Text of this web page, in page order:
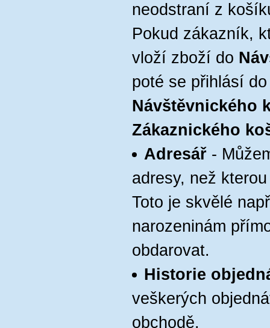
neodstraní z
Pokud zákazník,
vloží zboží do
poté se přihlásí
Návštěvnického
Zákaznického
Adresář -
adresy, než
Toto je skvělé
narozeninám
obdarovat.
Historie
veškerých
obchodě.